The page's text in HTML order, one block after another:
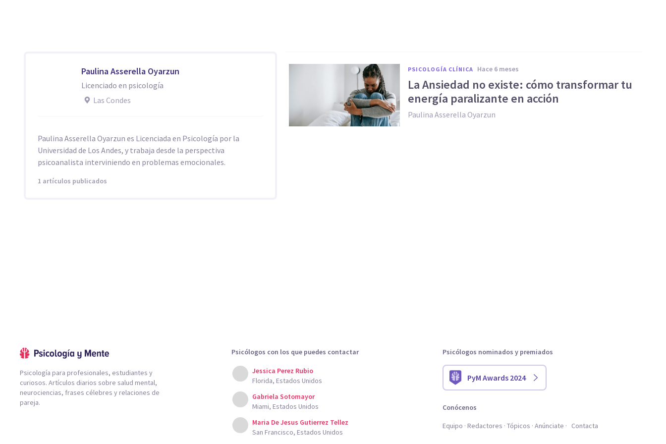
Paulina Asserella Oyarzun
Licenciado en psicología
Las Condes
Paulina Asserella Oyarzun es Licenciada en Psicología por la
Universidad de Los Andes, y trabaja desde la perspectiva
psicoanalista interviniendo en problemas emocionales.
1 artículos publicados
PSICOLOGÍA CLÍNICA hace 6 meses
La Ansiedad no existe: cómo transformar tu
energía paralizante en acción
Paulina Asserella Oyarzun
Psicología para profesionales, estudiantes y
curiosos. Artículos diarios sobre salud mental,
neurociencias, frases célebres y relaciones de
pareja.
Psicólogos con los que puedes contactar
Jessica Perez Rubio
Florida, Estados Unidos
Gabriela Sotomayor
Miami, Estados Unidos
Maria De Jesus Gutierrez Tellez
San Francisco, Estados Unidos
Psicólogos nominados y premiados
PyM Awards 2024
Conócenos
Equipo Redactores Tópicos Anúnciate Contacta